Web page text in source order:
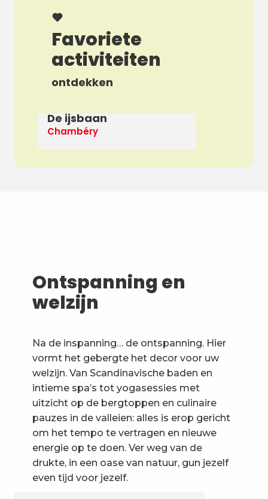
Favoriete
activiteiten
ontdekken
De ijsbaan
Chambéry
Ontspanning en
welzijn
Na de inspanning… de ontspanning. Hier
vormt het gebergte het decor voor uw
welzijn. Van Scandinavische baden en
intieme spa’s tot yogasessies met
uitzicht op de bergtoppen en culinaire
pauzes in de valleien: alles is erop gericht
om het tempo te vertragen en nieuwe
energie op te doen. Ver weg van de
drukte, in een oase van natuur, gun jezelf
even tijd voor jezelf.